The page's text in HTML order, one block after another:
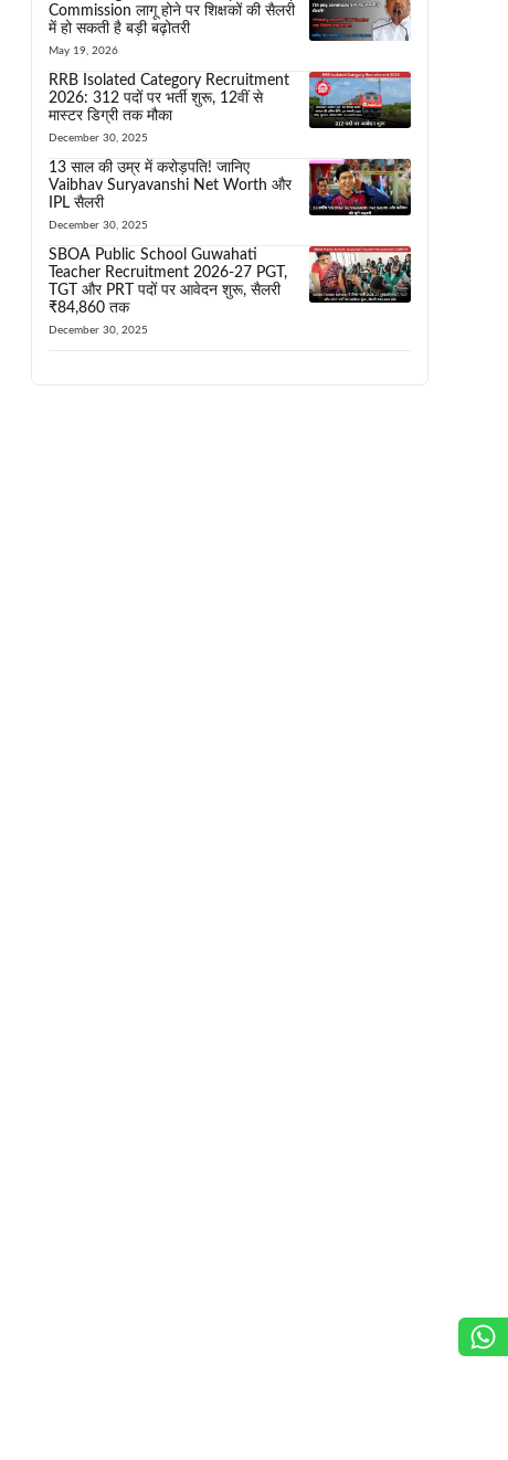
Commission लागू होने पर शिक्षकों की सैलरी
में हो सकती है बड़ी बढ़ोतरी
May 19, 2026
RRB Isolated Category Recruitment
2026: 312 पदों पर भर्ती शुरू, 12वीं से
मास्टर डिग्री तक मौका
December 30, 2025
13 साल की उम्र में करोड़पति! जानिए
Vaibhav Suryavanshi Net Worth और
IPL सैलरी
December 30, 2025
SBOA Public School Guwahati
Teacher Recruitment 2026-27 PGT,
TGT और PRT पदों पर आवेदन शुरू, सैलरी
₹84,860 तक
December 30, 2025